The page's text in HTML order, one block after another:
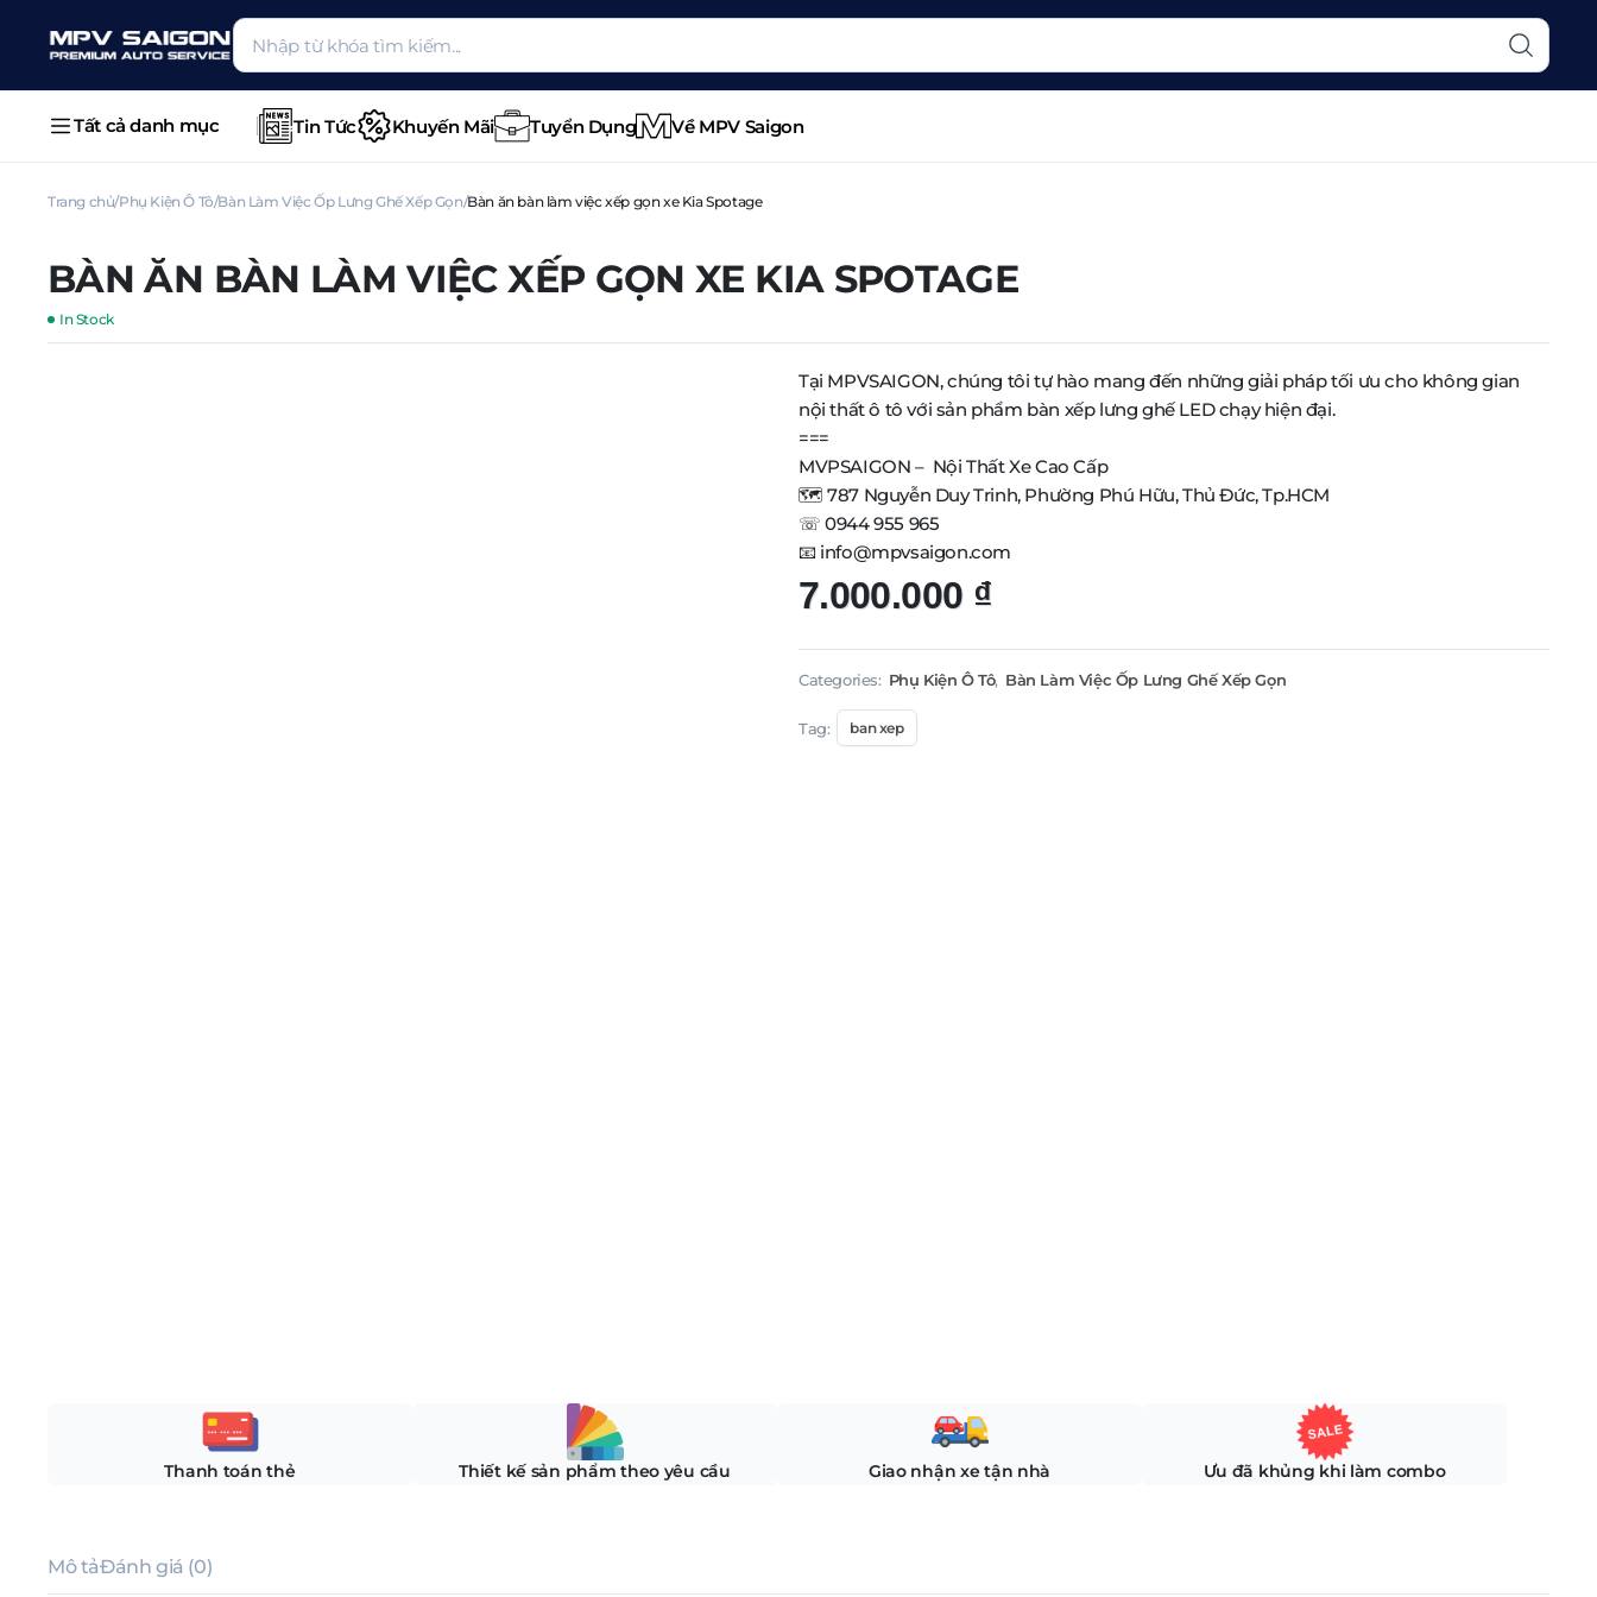
Tất cả danh mục Tin Tức Khuyến Mãi Tuyển Dụng Về MPV Saigon
Trang chủ Phụ Kiện Ô Tô Bàn Làm Việc Ốp Lưng Ghế Xếp Gọn Bàn ăn bàn làm việc xếp gọn xe Kia Spotage
BÀN ĂN BÀN LÀM VIỆC XẾP GỌN XE KIA SPOTAGE
In Stock
Tại MPVSAIGON, chúng tôi tự hào mang đến những giải pháp tối ưu cho không gian
nội thất ô tô với sản phẩm bàn xếp lưng ghế LED chạy hiện đại.
===
MVPSAIGON – Nội Thất Xe Cao Cấp
🗺️ 787 Nguyễn Duy Trinh, Phường Phú Hữu, Thủ Đức, Tp.HCM
☏ 0944 955 965
📧 info@mpvsaigon.com
7.000.000 ₫
Categories: Phụ Kiện Ô Tô, Bàn Làm Việc Ốp Lưng Ghế Xếp Gọn
Tag: ban xep
Thanh toán thẻ Thiết kế sản phẩm theo yêu cầu Giao nhận xe tận nhà Ưu đã khủng khi làm combo
Mô tảĐánh giá (0)